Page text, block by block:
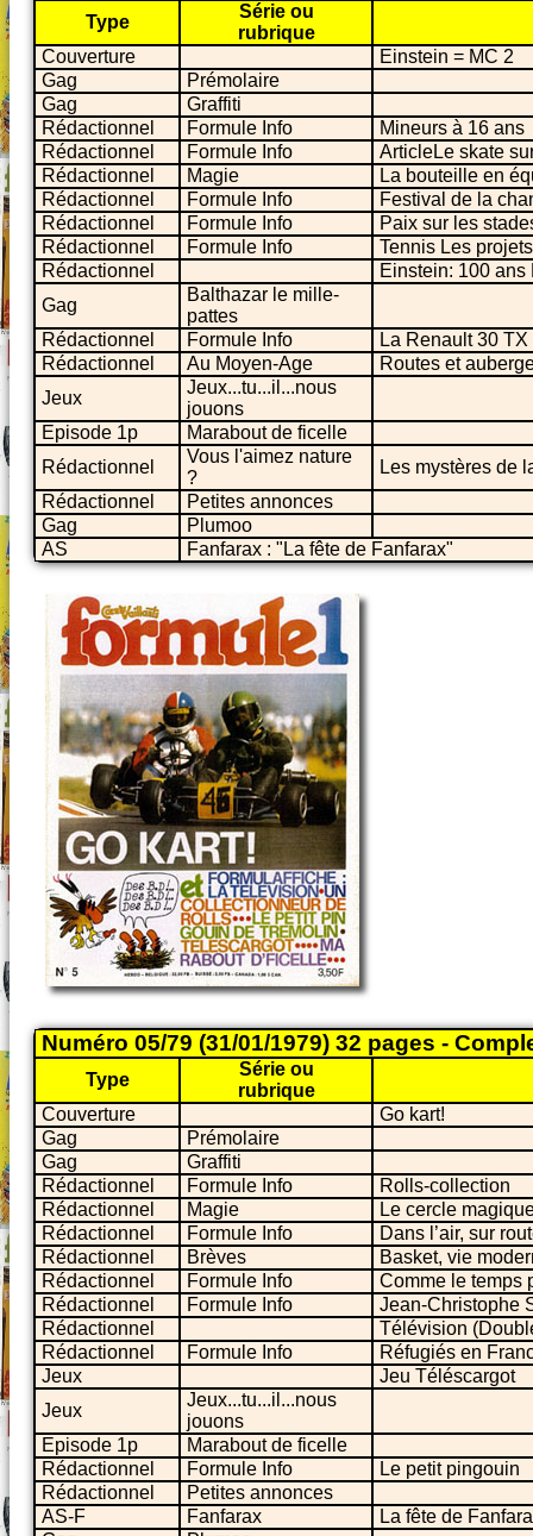
Type
Série ou
rubrique
Couverture
Einstein = MC 2
Gag
Prémolaire
Gag
Graffiti
Rédactionnel
Formule Info
Mineurs à 16 ans
Rédactionnel
Formule Info
ArticleLe skate
Rédactionnel
Magie
La bouteille en
Rédactionnel
Formule Info
Festival de la
Rédactionnel
Formule Info
Paix sur les
Rédactionnel
Formule Info
Tennis Les
Rédactionnel
Einstein: 100
Gag
Balthazar le mille-
pattes
Rédactionnel
Formule Info
La Renault 30 TX
Rédactionnel
Au Moyen-Age
Routes et
Jeux
Jeux...tu...il...nous
jouons
Episode 1p
Marabout de ficelle
Rédactionnel
Vous l'aimez nature
?
Les mystères de
Rédactionnel
Petites annonces
Gag
Plumoo
AS
Fanfarax : "La fête de Fanfarax"
Numéro 05/79 (31/01/1979) 32 pages -
Type
Série ou
rubrique
Couverture
Go kart!
Gag
Prémolaire
Gag
Graffiti
Rédactionnel
Formule Info
Rolls-collection
Rédactionnel
Magie
Le cercle
Rédactionnel
Formule Info
Dans l’air, sur
Rédactionnel
Brèves
Basket, vie
Rédactionnel
Formule Info
Comme le temps
Rédactionnel
Formule Info
Jean-Christophe
Rédactionnel
Télévision
Rédactionnel
Formule Info
Réfugiés en
Jeux
Jeu Téléscargot
Jeux
Jeux...tu...il...nous
jouons
Episode 1p
Marabout de ficelle
Rédactionnel
Formule Info
Le petit pingouin
Rédactionnel
Petites annonces
AS-F
Fanfarax
La fête de